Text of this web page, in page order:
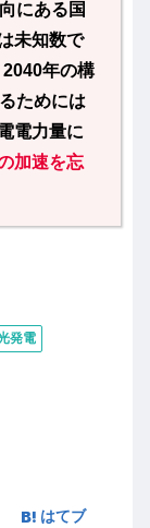
にある国
未知数で
年の構
ためには
電力量に
加速を忘
発電
はてブ